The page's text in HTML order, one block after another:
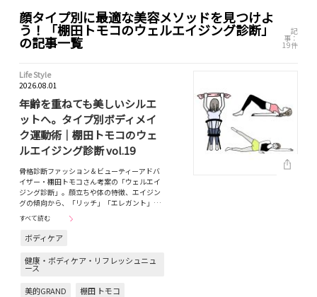
顔タイプ別に最適な美容メソッドを見つけよ
う！「棚田トモコのウェルエイジング診断」
の記事一覧
記
事：
19件
Life Style
2026.08.01
年齢を重ねても美しいシルエ
ットへ。タイプ別ボディメイ
ク運動術｜棚田トモコのウェ
ルエイジング診断 vol.19
骨格診断ファッション＆ビューティーアドバ
イザー・棚田トモコさん考案の「ウェルエイ
ジング診断」。顔立ちや体の特徴、エイジン
グの傾向から、「リッチ」「エレガント」…
すべて読む
ボディケア
健康・ボディケア・リフレッシュニュ
ース
美的GRAND
棚田 トモコ